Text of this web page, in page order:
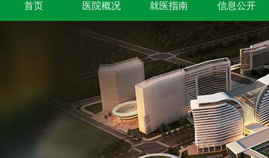
首页 医院概况 就医指南 信息公开